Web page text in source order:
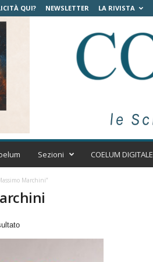
QUI? NEWSLETTER LA RIVISTA
C
m
t
Sezioni COELUM DIGITALE
Marchini”